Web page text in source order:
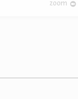
zoom